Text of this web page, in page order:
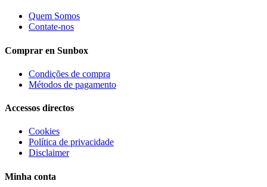
Quem Somos
Contate-nos
Comprar en Sunbox
Condições de compra
Métodos de pagamento
Accessos directos
Cookies
Política de privacidade
Disclaimer
Minha conta